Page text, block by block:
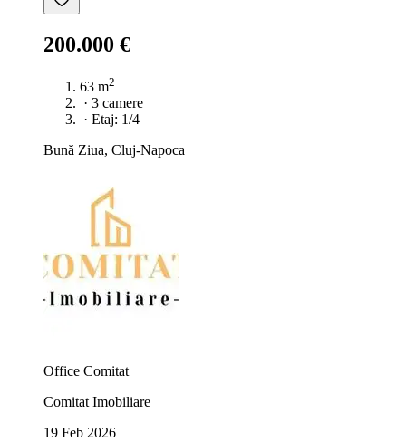
200.000 €
63 m2
· 3 camere
· Etaj: 1/4
Bună Ziua, Cluj-Napoca
Office Comitat
Comitat Imobiliare
19 Feb 2026